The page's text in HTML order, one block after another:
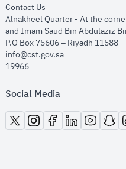
Contact Us
Alnakheel Quarter - At the
and Imam Saud Bin Abdulaziz
P.O Box 75606 – Riyadh 11588
info@cst.gov.sa
19966
Social Media
opens in new window
opens in new window
opens in new window
opens in new
opens in